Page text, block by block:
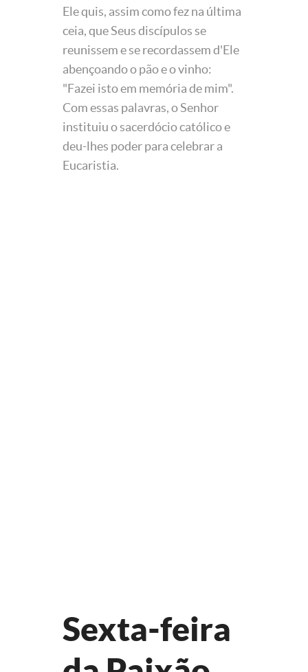
Ele quis, assim como fez na última
ceia, que Seus discípulos se
reunissem e se recordassem d'Ele
abençoando o pão e o vinho:
"Fazei isto em memória de mim".
Com essas palavras, o Senhor
instituiu o sacerdócio católico e
deu-lhes poder para celebrar a
Eucaristia.
Sexta-feira